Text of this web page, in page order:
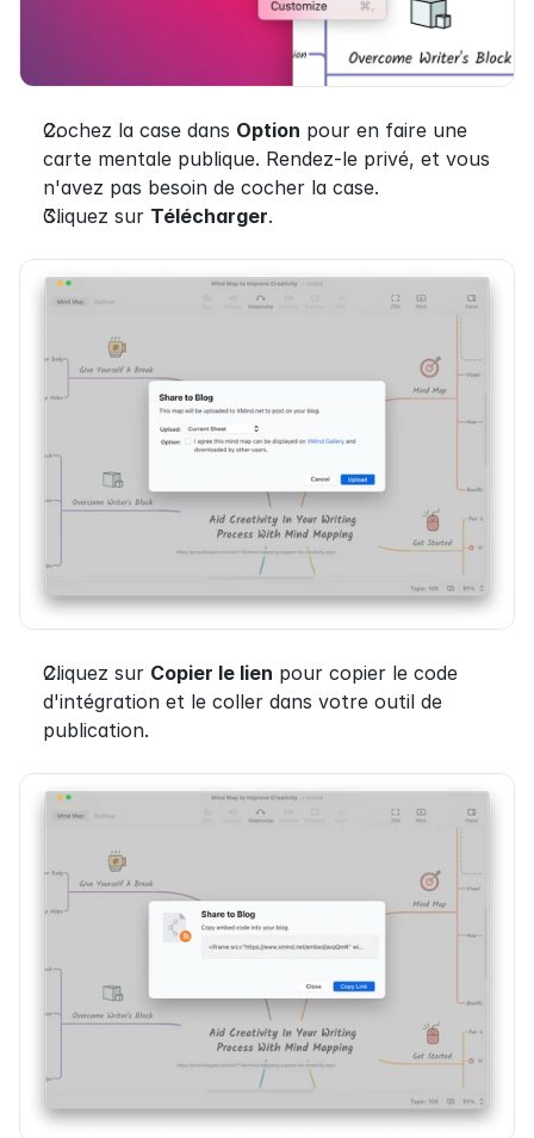
Cochez la case dans Option pour en faire une
carte mentale publique. Rendez-le privé, et vous
n'avez pas besoin de cocher la case.
Cliquez sur Télécharger.
Cliquez sur Copier le lien pour copier le code
d'intégration et le coller dans votre outil de
publication.